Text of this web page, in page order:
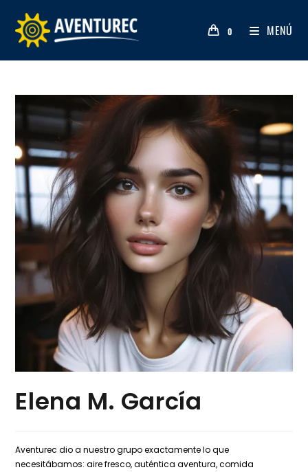
0 MENÚ
Elena M. García
Aventurec dio a nuestro grupo exactamente lo que
necesitábamos: aire fresco, auténtica aventura, comida